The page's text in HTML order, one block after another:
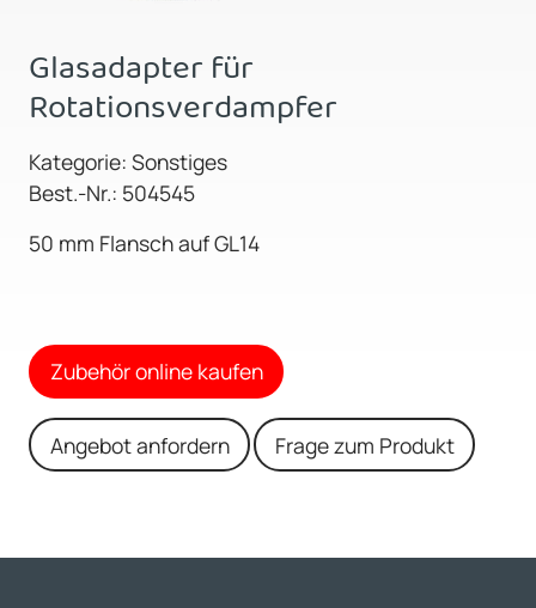
Glasadapter für
Rotationsverdampfer
Kategorie: Sonstiges
Best.-Nr.: 504545
50 mm Flansch auf GL14
Zubehör online kaufen
Angebot anfordern Frage zum Produkt